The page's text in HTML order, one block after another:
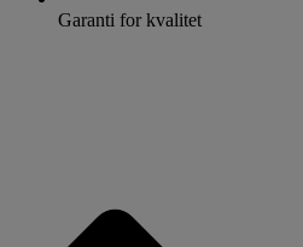
Garanti for kvalitet